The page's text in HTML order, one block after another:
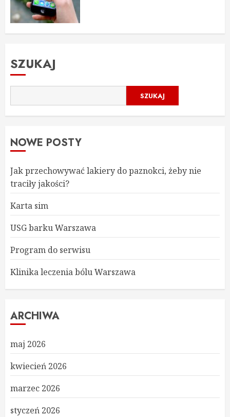
SZUKAJ
SZUKAJ
NOWE POSTY
Jak przechowywać lakiery do paznokci, żeby nie
traciły jakości?
Karta sim
USG barku Warszawa
Program do serwisu
Klinika leczenia bólu Warszawa
ARCHIWA
maj 2026
kwiecień 2026
marzec 2026
styczeń 2026